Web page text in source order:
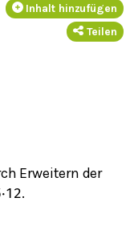
Inhalt hinzufügen
Teilen
Erweitern der
⋅12.